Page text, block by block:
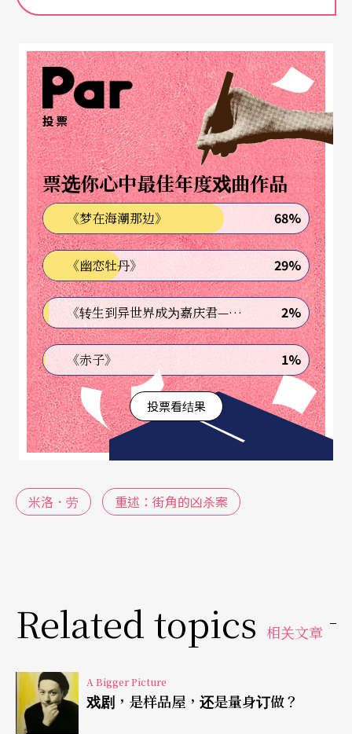
子说的台词。
提示观众，质疑剧场是什么
那段台词在这里也只是某种烟幕，这个示范，目的
不是召来莎士比亚的魂，而是借题发挥，一方面在
技术上示范什么是剧场，另一方面也在提示观众质
疑剧场是什么——是制造幻象（觉）？是重复过去？
是「扮」著去演？抑或，还有别的？
《重述：街角的凶杀案》的法文原名，是《重复：
剧场的故事（历史）》（第一部）La Reprise, Histo
ir(s) du théâtre I
。当中的人物，是通过「双重身
分」进行的「平行呈现」。
一个是角色，一个是扮演者。扮演者演出自己，也
演出角色。
演出自己时，是「重演」参加甄选时回答问题。例
年代出走后单身至今，留下两个儿子给她供养，后
来她又收养了一个利比亚难民。她以帮人遛狗赚取
以特约演员身分参加演出。被问到能不能在舞台剧
随时哭出眼泪和裸露演出，一是试了不能，二是视
投票
票选你心中最佳年度戏曲作品
《梦在海潮那边》 68%
《幽恋牡丹》 29%
《转生到异世界成为嘉庆君—发现我的祖先是诈骗集团!?》 2%
《赤子》 1%
投票看结果
米洛．劳 重述：街角的凶杀案
Related topics 相关文章
A Bigger Picture
戏剧，是样品屋，还是量身订做？